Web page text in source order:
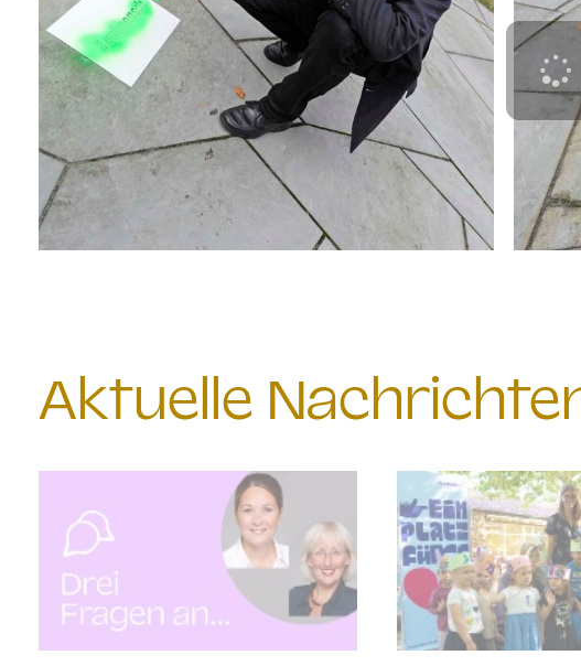
Aktuelle